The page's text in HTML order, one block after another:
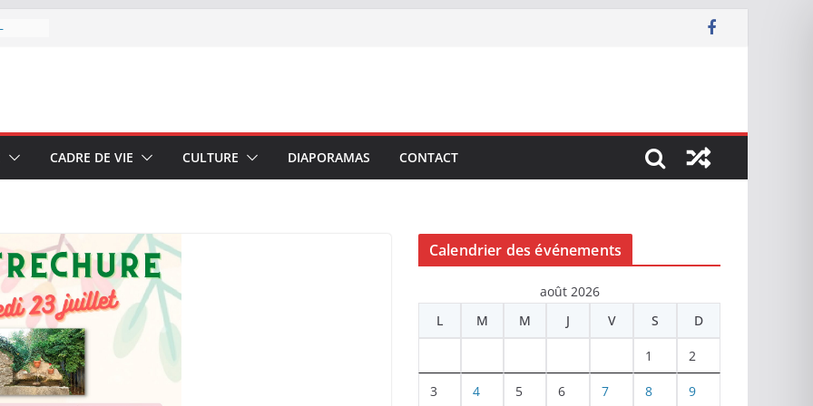
4
CADRE DE VIE CULTURE DIAPORAMAS CONTACT
Calendrier des événements
août 2026
L
M M J V S D
1 2
3 4 5 6 7 8 9